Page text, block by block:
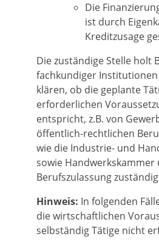
Die
ist durch
Kreditzusage
Diezuständige Stelle holt
fachkundiger Institutionen
klären, ob die geplante
erforderlichen
entspricht, z.B. von
öffentlich-rechtlichen
wie die Industrie- und
sowie
Berufszulassung
Hinweis: In folgenden
die wirtschaftlichen
selbständig Tätige nicht